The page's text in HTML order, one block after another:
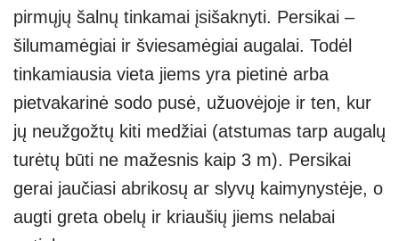
pirmųjų šalnų tinkamai įsišaknyti. Persikai –
šilumamėgiai ir šviesamėgiai augalai. Todėl
tinkamiausia vieta jiems yra pietinė arba
pietvakarinė sodo pusė, užuovėjoje ir ten, kur
jų neužgožtų kiti medžiai (atstumas tarp augalų
turėtų būti ne mažesnis kaip 3 m). Persikai
gerai jaučiasi abrikosų ar slyvų kaimynystėje, o
augti greta obelų ir kriaušių jiems nelabai